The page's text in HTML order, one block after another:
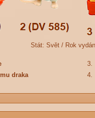
Stát: Svět / Rok
3.
draka 4.